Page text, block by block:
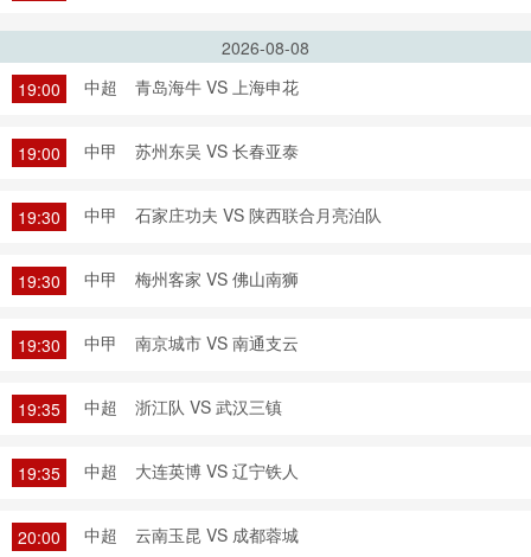
2026-08-08
19:00
中超 青岛海牛 VS 上海申花
19:00 中甲 苏州东吴 VS 长春亚泰
19:30 中甲 石家庄功夫 VS 陕西联合月亮泊队
19:30 中甲 梅州客家 VS 佛山南狮
19:30 中甲 南京城市 VS 南通支云
19:35 中超 浙江队 VS 武汉三镇
19:35 中超 大连英博 VS 辽宁铁人
20:00 中超 云南玉昆 VS 成都蓉城